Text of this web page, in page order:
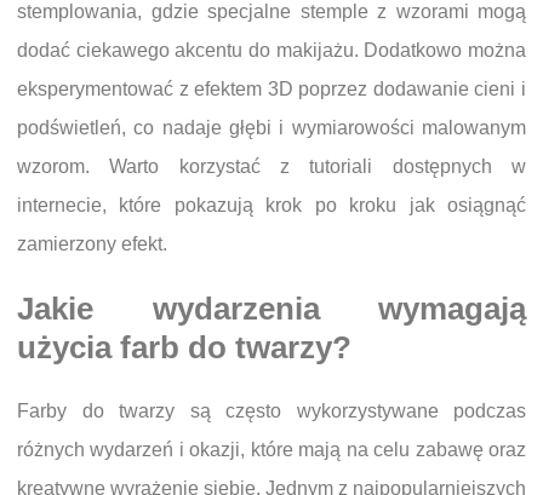
stemplowania, gdzie specjalne stemple z wzorami mogą
dodać ciekawego akcentu do makijażu. Dodatkowo można
eksperymentować z efektem 3D poprzez dodawanie cieni i
podświetleń, co nadaje głębi i wymiarowości malowanym
wzorom. Warto korzystać z tutoriali dostępnych w
internecie, które pokazują krok po kroku jak osiągnąć
zamierzony efekt.
Jakie wydarzenia wymagają
użycia farb do twarzy?
Farby do twarzy są często wykorzystywane podczas
różnych wydarzeń i okazji, które mają na celu zabawę oraz
kreatywne wyrażenie siebie. Jednym z najpopularniejszych